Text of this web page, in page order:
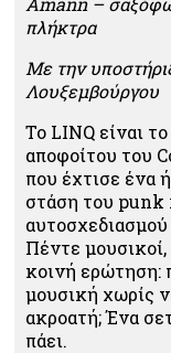
πλήκτρα
Με την
Λουξεμβούργου
Το LINQ είναι
αποφοίτου του
που έχτισε ένα
στάση του punk
Πέντε
κοινή ερώτηση:
μουσική χωρίς
ακροατή; Ένα
πάει.